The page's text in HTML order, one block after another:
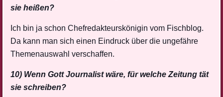
sie heißen?
Ich bin ja schon Chefredakteurskönigin vom Fischblog.
Da kann man sich einen Eindruck über die ungefähre
Themenauswahl verschaffen.
10) Wenn Gott Journalist wäre, für welche Zeitung tät
sie schreiben?